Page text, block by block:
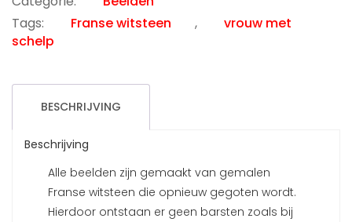
Tags:
Franse witsteen ,
vrouw met
schelp
BESCHRIJVING
Beschrijving
Alle beelden zijn gemaakt van gemalen
Franse witsteen die opnieuw gegoten wordt.
Hierdoor ontstaan er geen barsten zoals bij